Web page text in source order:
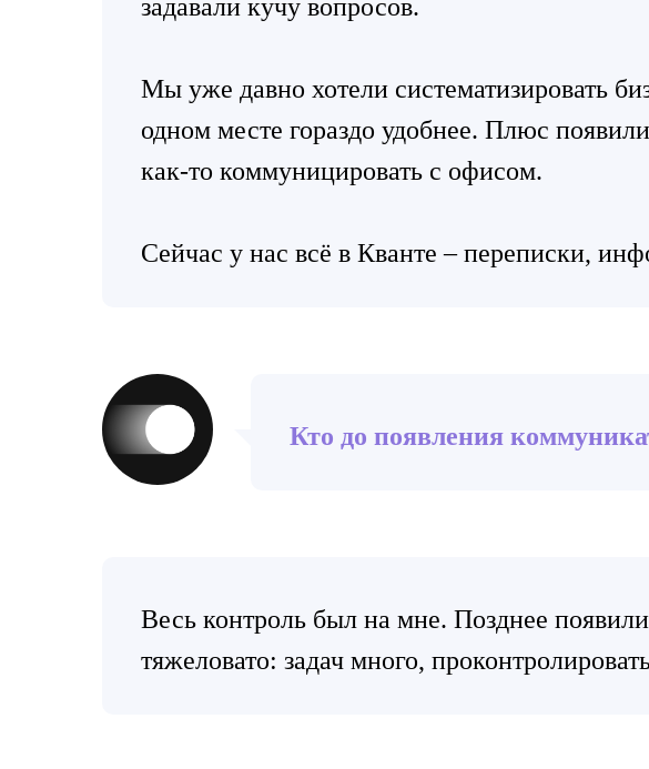
задавали кучу вопросов.
Мы уже давно хотели систематизировать
одном месте гораздо удобнее. Плюс
как-то коммуницировать с офисом.
Сейчас у нас всё в Кванте – переписки,
Кто до появления
Весь контроль был на мне. Позднее
тяжеловато: задач много,